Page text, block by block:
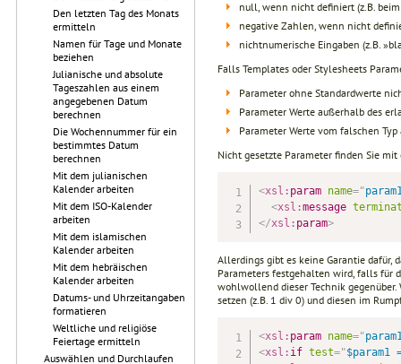
Den letzten Tag des Monats
ermitteln
Namen für Tage und Monate
beziehen
Julianische und absolute
Tageszahlen aus einem
angegebenen Datum
berechnen
Die Wochennummer für ein
bestimmtes Datum
berechnen
Mit dem julianischen
Kalender arbeiten
Mit dem ISO-Kalender
arbeiten
Mit dem islamischen
Kalender arbeiten
Mit dem hebräischen
Kalender arbeiten
Datums- und Uhrzeitangaben
formatieren
Weltliche und religiöse
Feiertage ermitteln
Auswählen und Durchlaufen
null, wenn nicht definiert (z.B.
negative Zahlen, wenn nicht
nichtnumerische Eingaben (z.B.
Falls Templates oder Stylesheets
Parameter ohne Standardwerte
Parameter Werte außerhalb des
Parameter Werte vom falschen
Nicht gesetzte Parameter finden Sie
<xsl: param name="
<xsl:message
</xsl: param>
Allerdings gibt es keine Garantie dafür,
Parameters festgehalten wird, falls für
wohlwollend dieser Technik
setzen (z.B. 1 div 0) und diesen im
<xsl: param name="
<xsl: if test="